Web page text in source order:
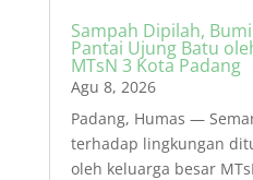
Sampah Dipilah,
Pantai Ujung Batu
MTsN 3 Kota Padang
Agu 8, 2026
Padang, Humas —
terhadap lingkungan
oleh keluarga besar